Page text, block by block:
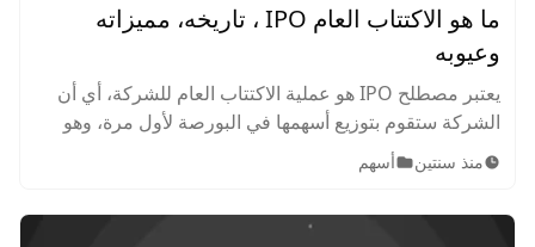
ما هو الاكتتاب العام IPO ، تاريخه، مميزاته
وعيوبه
يعتبر مصطلح IPO هو عملية الاكتتاب العام للشركة، أي أن
الشركة ستقوم بتوزيع أسهمها في البورصة لأول مرة، وهو
الأمر الذي يساعد المستثمرون للحصول على جزء كبير من
أسهم الشركة وملكيتها
منذ سنتين أسهم